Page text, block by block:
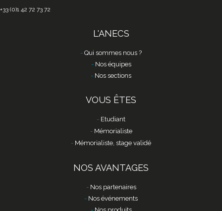
+33 (0)1 42 72 73 72
L'ANECS
Qui sommes nous ?
Nos équipes
Nos sections
VOUS ÊTES
Etudiant
Mémorialiste
Mémorialiste, stage validé
NOS AVANTAGES
Nos partenaires
Nos événements